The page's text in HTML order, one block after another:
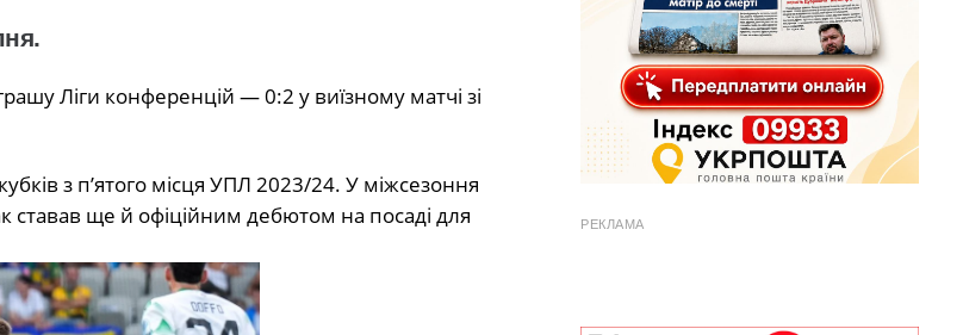
Ліги конференцій — 0:2 у виїзному матчі зі
з п’ятого місця УПЛ 2023/24. У міжсезоння
ставав ще й офіційним дебютом на посаді для
РЕКЛАМА